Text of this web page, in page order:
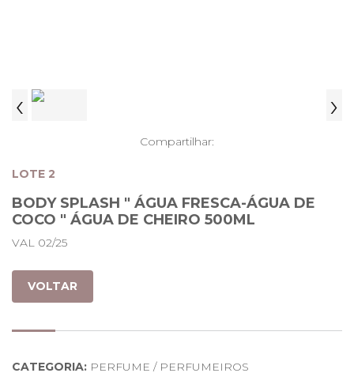
‹ ›
Compartilhar:
LOTE 2
BODY SPLASH " ÁGUA FRESCA-ÁGUA DE
COCO " ÁGUA DE CHEIRO 500ML
VAL 02/25
VOLTAR
CATEGORIA: PERFUME / PERFUMEIROS